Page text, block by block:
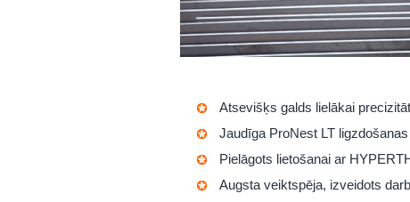
Atsevišķs galds lielākai
Jaudīga ProNest LT
Pielāgots lietošanai ar
Augsta veiktspēja, izveidots